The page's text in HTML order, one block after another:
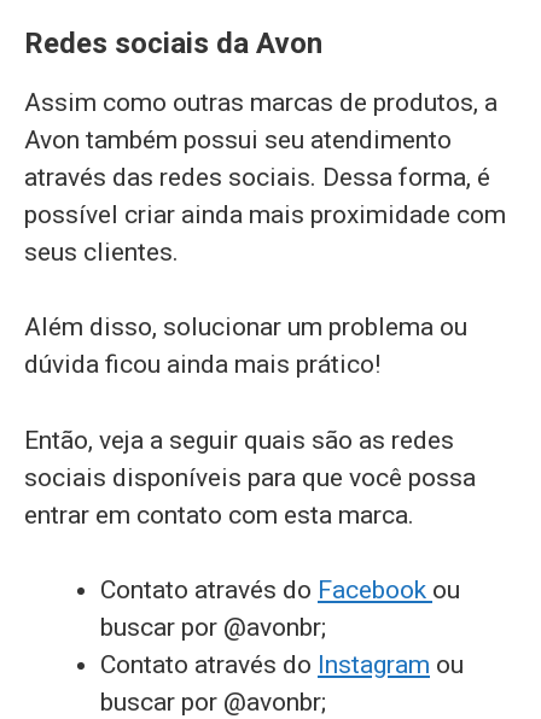
Redes sociais da Avon
Assim como outras marcas de produtos, a
Avon também possui seu atendimento
através das redes sociais. Dessa forma, é
possível criar ainda mais proximidade com
seus clientes.
Além disso, solucionar um problema ou
dúvida ficou ainda mais prático!
Então, veja a seguir quais são as redes
sociais disponíveis para que você possa
entrar em contato com esta marca.
Contato através do Facebook ou
buscar por @avonbr;
Contato através do Instagram ou
buscar por @avonbr;